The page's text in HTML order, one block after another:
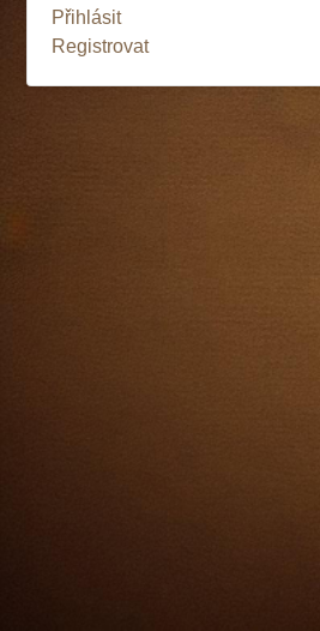
Přihlásit
Registrovat